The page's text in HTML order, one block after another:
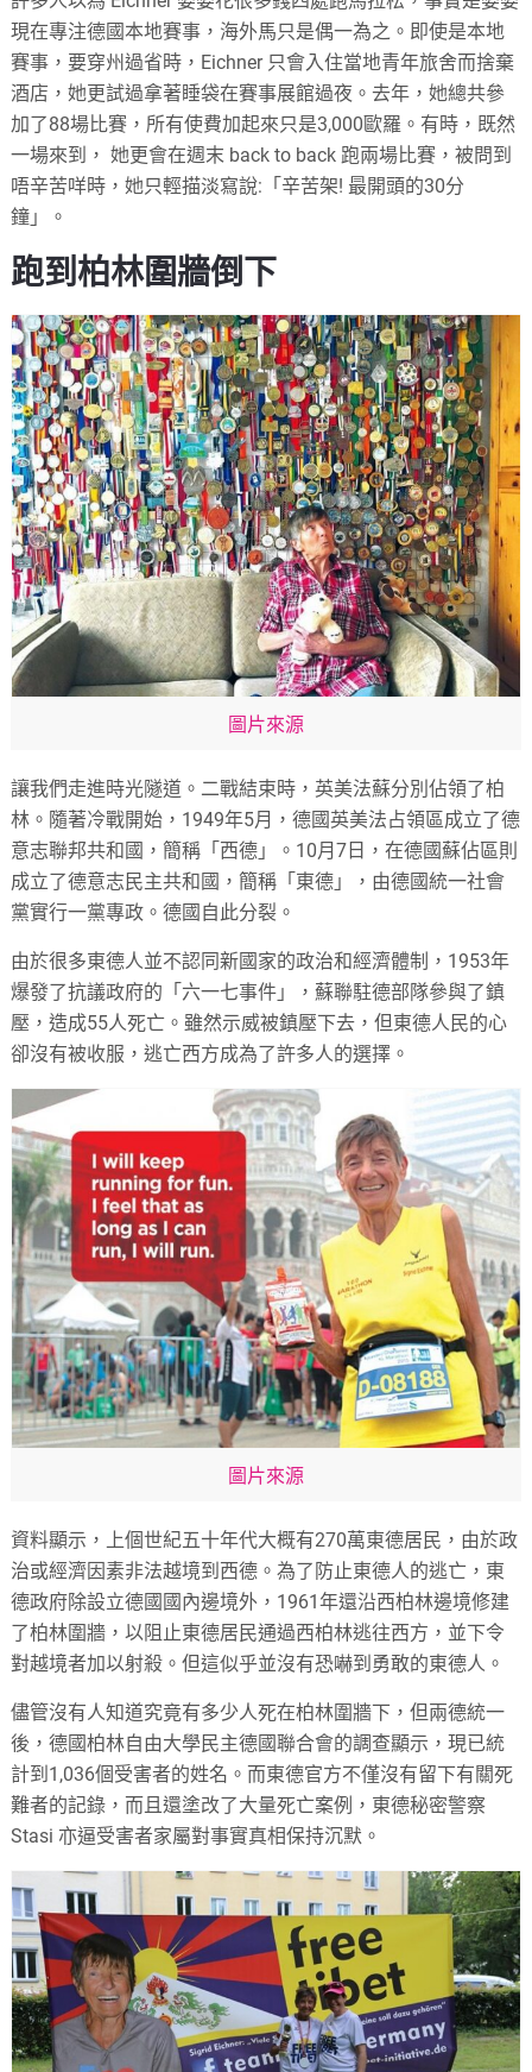
現在專注德國本地賽事，海外馬只是偶一為之。即使是本地
賽事，要穿州過省時，Eichner 只會入住當地青年旅舍而捨棄
酒店，她更試過拿著睡袋在賽事展館過夜。去年，她總共參
加了88場比賽，所有使費加起來只是3,000歐羅。有時，既然
一場來到， 她更會在週末 back to back 跑兩場比賽，被問到
唔辛苦咩時，她只輕描淡寫說:「辛苦架! 最開頭的30分
鐘」。
跑到柏林圍牆倒下
圖片來源
讓我們走進時光隧道。二戰結束時，英美法蘇分別佔領了柏
林。隨著冷戰開始，1949年5月，德國英美法占領區成立了德
意志聯邦共和國，簡稱「西德」。10月7日，在德國蘇佔區則
成立了德意志民主共和國，簡稱「東德」，由德國統一社會
黨實行一黨專政。德國自此分裂。
由於很多東德人並不認同新國家的政治和經濟體制，1953年
爆發了抗議政府的「六一七事件」，蘇聯駐德部隊參與了鎮
壓，造成55人死亡。雖然示威被鎮壓下去，但東德人民的心
卻沒有被收服，逃亡西方成為了許多人的選擇。
圖片來源
資料顯示，上個世紀五十年代大概有270萬東德居民，由於政
治或經濟因素非法越境到西德。為了防止東德人的逃亡，東
德政府除設立德國國內邊境外，1961年還沿西柏林邊境修建
了柏林圍牆，以阻止東德居民通過西柏林逃往西方，並下令
對越境者加以射殺。但這似乎並沒有恐嚇到勇敢的東德人。
儘管沒有人知道究竟有多少人死在柏林圍牆下，但兩德統一
後，德國柏林自由大學民主德國聯合會的調查顯示，現已統
計到1,036個受害者的姓名。而東德官方不僅沒有留下有關死
難者的記錄，而且還塗改了大量死亡案例，東德秘密警察
Stasi 亦逼受害者家屬對事實真相保持沉默。